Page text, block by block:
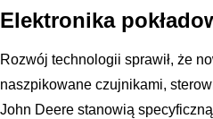
Elektronika
Rozwój technologii sprawił, że
naszpikowane czujnikami,
John Deere stanowią